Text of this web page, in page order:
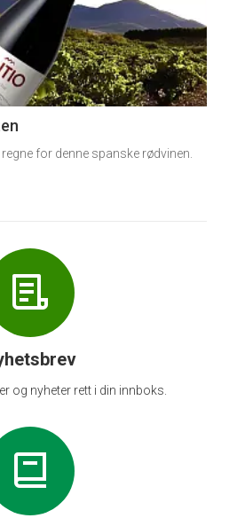
for denne spanske rødvinen.
og nyheter rett i din innboks.